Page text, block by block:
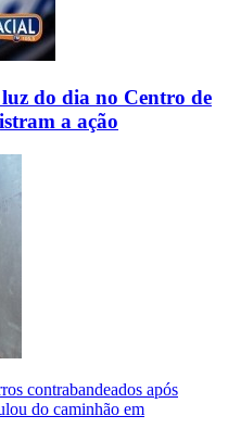
do dia no Centro de
a ação
contrabandeados após
do caminhão em